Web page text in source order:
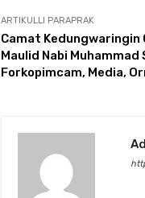
ARTIKULLI PARAPRAK
Camat Kedungwaringin
Maulid Nabi Muhammad
Forkopimcam, Media,